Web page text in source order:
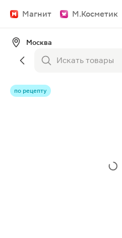
Магнит М.Косметик
Москва
по рецепту